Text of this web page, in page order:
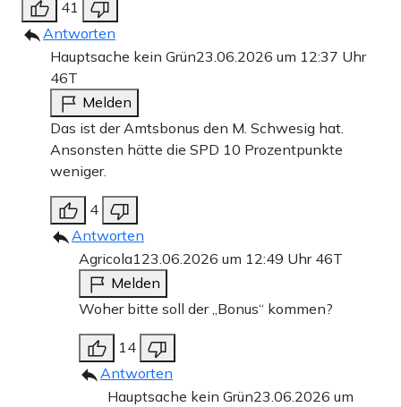
41
Antworten
Hauptsache kein Grün23.06.2026 um 12:37 Uhr
46T
Melden
Das ist der Amtsbonus den M. Schwesig hat.
Ansonsten hätte die SPD 10 Prozentpunkte
weniger.
4
Antworten
Agricola123.06.2026 um 12:49 Uhr 46T
Melden
Woher bitte soll der „Bonus“ kommen?
14
Antworten
Hauptsache kein Grün23.06.2026 um